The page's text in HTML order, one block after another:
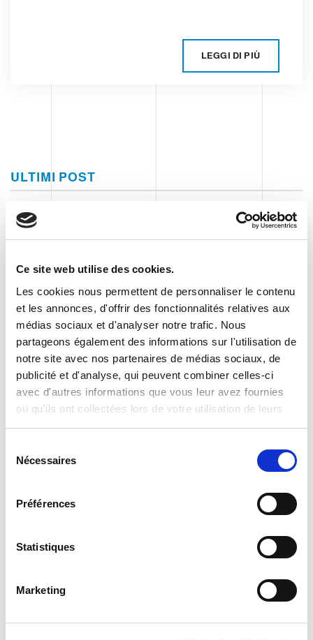
Ce site web utilise des cookies.
Les cookies nous permettent de personnaliser le contenu
et les annonces, d'offrir des fonctionnalités relatives aux
médias sociaux et d'analyser notre trafic. Nous
partageons également des informations sur l'utilisation de
notre site avec nos partenaires de médias sociaux, de
publicité et d'analyse, qui peuvent combiner celles-ci
avec d'autres informations que vous leur avez fournies
ou qu'ils ont collectées lors de votre utilisation de leurs
services.
Nécessaires
Préférences
Statistiques
Marketing
LEGGI DI PIÙ
ULTIMI POST
UNE JOURNE'E D'INNOVATION
Clevertech Group
GLOBAL AUTOMATION MEETING
2026
Clevertech Group